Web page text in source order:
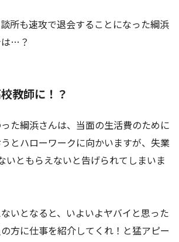
所も速攻で退会することになった綱浜
は…？
教師に！？
た綱浜さんは、当面の生活費のために
とハローワークに向かいますが、失業
いともらえないと告げられてしまいま
いとなると、いよいよヤバイと思った
方に仕事を紹介してくれ！と猛アピー